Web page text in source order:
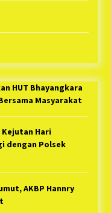
HUT Bhayangkara
Masyarakat
Hari
dengan Polsek
AKBP Hannry